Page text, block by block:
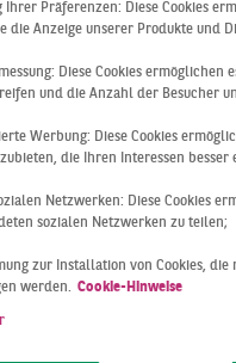
sich durch die
Handelsimmobilien!
ihr Sortiment
den Markt, damit die
Einkaufszentren
im Einzelhandel
Ihrer Präferenzen: Diese Cookies
die Anzeige unserer Produkte und
Diese Cookies ermöglichen
und die Anzahl der Besucher
Werbung: Diese Cookies
die Ihren Interessen besser
Netzwerken: Diese Cookies
sozialen Netzwerken zu teilen;
zur Installation von Cookies,
werden. Cookie-Hinweise